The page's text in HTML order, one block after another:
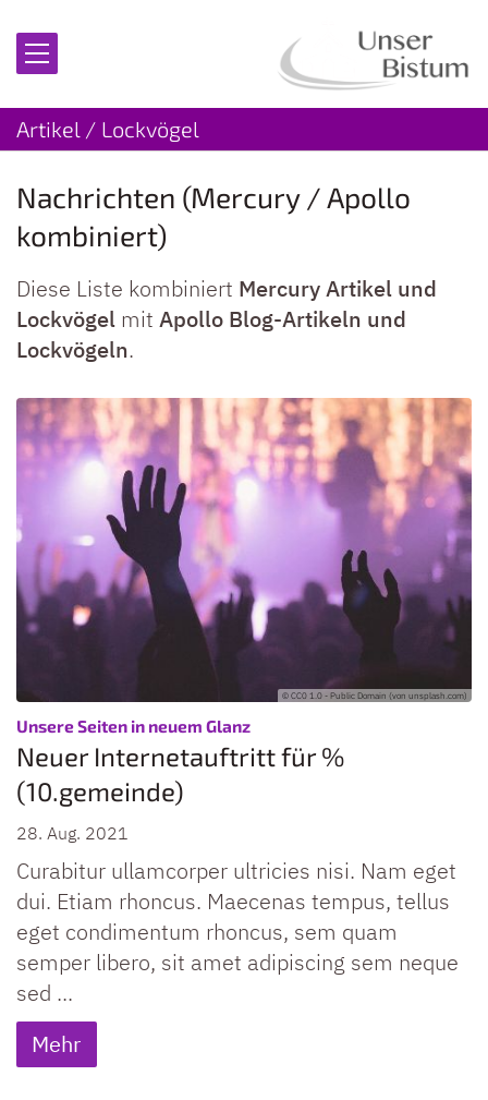
Artikel / Lockvögel
Nachrichten (Mercury / Apollo
kombiniert)
Diese Liste kombiniert Mercury Artikel und
Lockvögel mit Apollo Blog-Artikeln und
Lockvögeln.
© CC0 1.0 - Public Domain (von unsplash.com)
Unsere Seiten in neuem Glanz:
Neuer Internetauftritt für %
(10.gemeinde)
28. Aug. 2021
Curabitur ullamcorper ultricies nisi. Nam eget
dui. Etiam rhoncus. Maecenas tempus, tellus
eget condimentum rhoncus, sem quam
semper libero, sit amet adipiscing sem neque
sed ...
Mehr